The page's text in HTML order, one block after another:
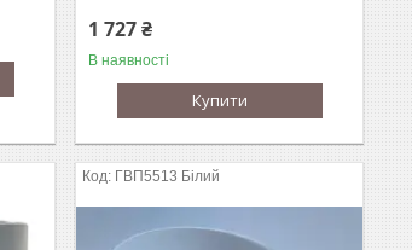
1 727 ₴
В наявності
Купити
ГВП5513 Білий